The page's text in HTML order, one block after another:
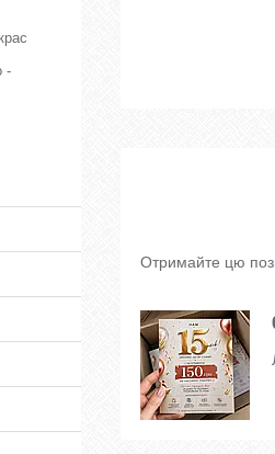
Отримайте цю
-